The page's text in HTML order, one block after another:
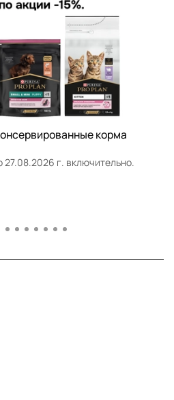
корма
27.08.2026 г. включительно.